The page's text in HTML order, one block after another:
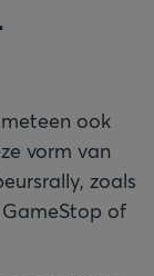
ook
vorm van
zoals
of